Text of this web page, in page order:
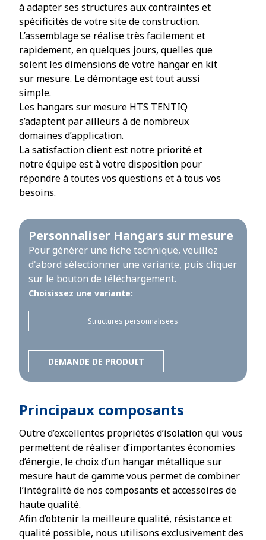
à adapter ses structures aux contraintes et
spécificités de votre site de construction.
L’assemblage se réalise très facilement et
rapidement, en quelques jours, quelles que
soient les dimensions de votre hangar en kit
sur mesure. Le démontage est tout aussi
simple.
Les hangars sur mesure HTS TENTIQ
s’adaptent par ailleurs à de nombreux
domaines d’application.
La satisfaction client est notre priorité et
notre équipe est à votre disposition pour
répondre à toutes vos questions et à tous vos
besoins.
Personnaliser Hangars sur mesure
Pour générer une fiche technique, veuillez
d'abord sélectionner une variante, puis cliquer
sur le bouton de téléchargement.
Choisissez une variante:
Structures personnalisees
DEMANDE DE PRODUIT
Principaux composants
Outre d’excellentes propriétés d’isolation qui vous
permettent de réaliser d’importantes économies
d’énergie, le choix d’un hangar métallique sur
mesure haut de gamme vous permet de combiner
l’intégralité de nos composants et accessoires de
haute qualité.
Afin d’obtenir la meilleure qualité, résistance et
qualité possible, nous utilisons exclusivement des